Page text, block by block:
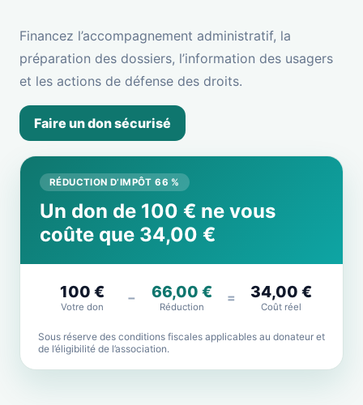
Financez l’accompagnement administratif, la
préparation des dossiers, l’information des usagers
et les actions de défense des droits.
Faire un don sécurisé
RÉDUCTION D’IMPÔT 66 %
Un don de 100 € ne vous
coûte que 34,00 €
100 €
Votre don
− 66,00 €
Réduction
= 34,00 €
Coût réel
Sous réserve des conditions fiscales applicables au donateur et
de l’éligibilité de l’association.